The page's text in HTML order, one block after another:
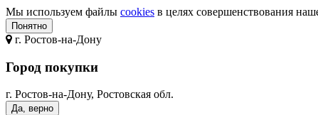
Мы используем файлы cookies в целях совершенствования
Понятно
г. Ростов-на-Дону
Город покупки
г. Ростов-на-Дону, Ростовская обл.
Да, верно